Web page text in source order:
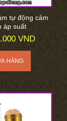
tự động cảm
áp suất
VND